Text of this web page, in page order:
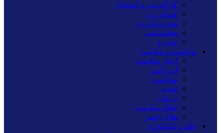
کارآفرینی و اشتغال
کشاورزی
نفت و انرژی
هواشناسی
خودرو
بهداشت و سلامت
اخبار سلامت
اورژانس
بهداشت
تغدیه
درمان
نظام سلامت
هلال احمر
علم و تکنولوژی